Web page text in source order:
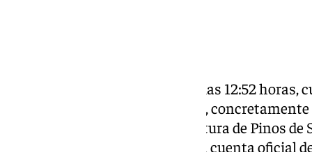
Las alarmas han sonado sobre las 12:52 horas,
de parte del paraje del Leoncillo,
Camino de Casabermeja, a la altura de Pinos de
según han especificado desde la cuenta oficial